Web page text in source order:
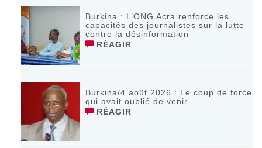
Burkina : L’ONG Acra renforce les
capacités des journalistes sur la lutte
contre la désinformation
RÉAGIR
Burkina/4 août 2026 : Le coup de force
qui avait oublié de venir
RÉAGIR